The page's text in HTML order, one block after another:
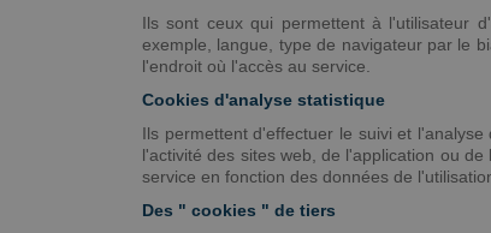
Ils sont ceux qui permettent à l'utilisateur
exemple, langue, type de navigateur par le
l'endroit où l'accès au service.
Cookies d'analyse statistique
Ils permettent d'effectuer le suivi et
l'activité des sites web, de l'application ou
service en fonction des données de
Des " cookies " de tiers